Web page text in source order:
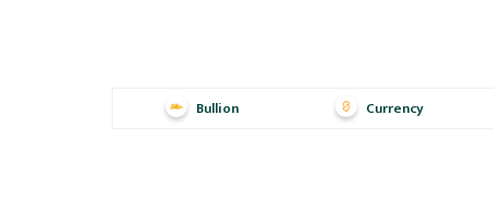
Bullion Currency